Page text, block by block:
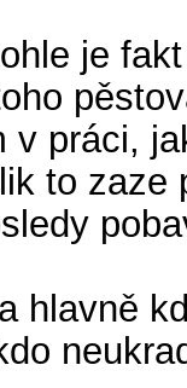
je
v práci,
to zaze
hlavně